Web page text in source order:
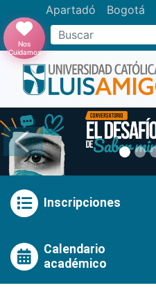
Apartadó Bogotá
Buscar
Nos
Cuidamos
Anterior
Inscripciones
Calendario
académico